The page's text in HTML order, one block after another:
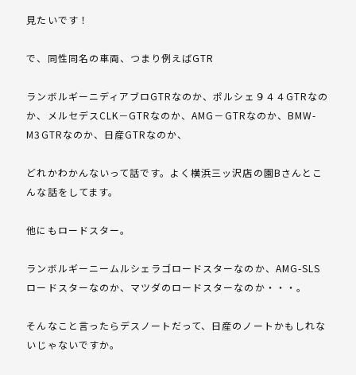
見たいです！
で、同性同名の車両、つまり例えばGTR
ランボルギーニディアブロGTRなのか、ポルシェ９４４GTRなの
か、メルセデスCLK－GTRなのか、AMG－GTRなのか、BMW-
M3GTRなのか、日産GTRなのか、
どれかわかんないって話です。よく横浜三ッ沢店の園Bさんとこ
んな話をしてます。
他にもロードスター。
ランボルギーニームルシェラゴロードスターなのか、AMG-SLS
ロードスターなのか、マツダのロードスターなのか・・・。
そんなこと言ったらデスノートだって、日産のノートかもしれな
いじゃないですか。